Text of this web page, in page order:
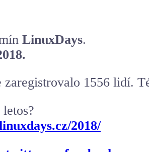
LinuxDays.
1556 lidí.
2018/